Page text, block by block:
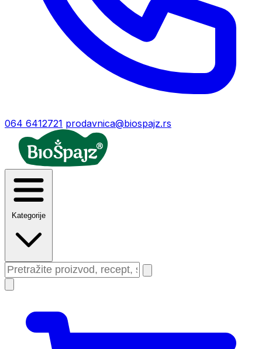
064 6412721 prodavnica@biospajz.rs
Kategorije